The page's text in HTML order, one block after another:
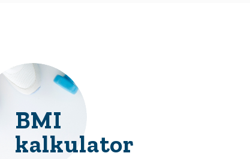
BMI
kalkulator